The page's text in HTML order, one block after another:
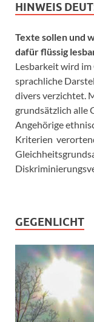
HINWEIS
Texte sollen und
dafür flüssig
Lesbarkeit wird
sprachliche
divers verzichtet.
grundsätzlich alle
Angehörige
Kriterien
GEGENLICHT